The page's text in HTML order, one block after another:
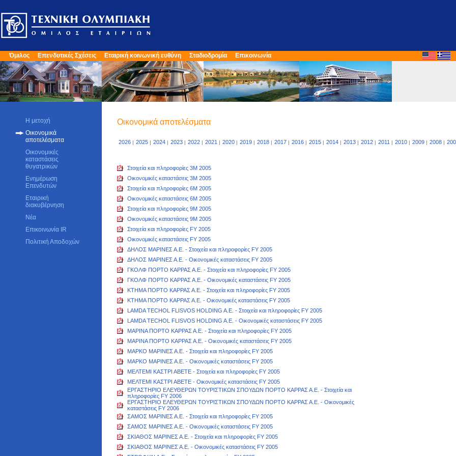
Όμιλος Επενδυτικές Σχέσεις Εταιρική κοινωνική ευθύνη Σταδιοδρομία Επικοινωνία
Η μετοχή
Οικονομικά
αποτελέσματα
Οικονομικές
καταστάσεις
θυγατρικών
Ενημέρωση
Επενδυτών
Εταιρική
διακυβέρνηση
Νέα
Επικοινωνία IR
Πολιτική Αποδοχών
Οικονομικά αποτελέσματα
2026 | 2025 | 2024 | 2023 | 2022 | 2021 | 2020 | 2019 | 2018 | 2017 | 2016 | 2015 | 2014 | 2013 | 2012 | 2011 | 2010 | 2009 | 2008 |
Στοιχεία και πληροφορίες 3M 2005
Οικονομικές καταστάσεις 3M 2005
Στοιχεία και πληροφορίες 6M 2005
Οικονομικές καταστάσεις 6M 2005
Στοιχεία και πληροφορίες 9M 2005
Οικονομικές καταστάσεις 9M 2005
Στοιχεία και πληροφορίες FY 2005
Οικονομικές καταστάσεις FY 2005
ΔΗΛΟΣ ΜΑΡΙΝΕΣ Α.Ε. - Στοιχεία και πληροφορίες FY 2005
ΔΗΛΟΣ ΜΑΡΙΝΕΣ Α.Ε. - Οικονομικές καταστάσεις FY 2005
ΓΚΟΛΦ ΠΟΡΤΟ ΚΑΡΡΑΣ Α.Ε. - Στοιχεία και πληροφορίες FY 2005
ΓΚΟΛΦ ΠΟΡΤΟ ΚΑΡΡΑΣ Α.Ε. - Οικονομικές καταστάσεις FY 2005
ΚΤΗΜΑ ΠΟΡΤΟ ΚΑΡΡΑΣ Α.Ε. - Στοιχεία και πληροφορίες FY 2005
ΚΤΗΜΑ ΠΟΡΤΟ ΚΑΡΡΑΣ Α.Ε. - Οικονομικές καταστάσεις FY 2005
LAMDA TECHOL FLISVOS HOLDING A.E. - Στοιχεία και πληροφορίες FY 2005
LAMDA TECHOL FLISVOS HOLDING A.E. - Οικονομικές καταστάσεις FY 2005
ΜΑΡΙΝΑ ΠΟΡΤΟ ΚΑΡΡΑΣ Α.Ε. - Στοιχεία και πληροφορίες FY 2005
ΜΑΡΙΝΑ ΠΟΡΤΟ ΚΑΡΡΑΣ Α.Ε. - Οικονομικές καταστάσεις FY 2005
ΜΑΡΚΟ ΜΑΡΙΝΕΣ Α.Ε. - Στοιχεία και πληροφορίες FY 2005
ΜΑΡΚΟ ΜΑΡΙΝΕΣ Α.Ε. - Οικονομικές καταστάσεις FY 2005
ΜΕΛΤΕΜΙ ΚΑΣΤΡΙ ΑΒΕΤΕ - Στοιχεία και πληροφορίες FY 2005
ΜΕΛΤΕΜΙ ΚΑΣΤΡΙ ΑΒΕΤΕ - Οικονομικές καταστάσεις FY 2005
ΕΡΓΑΣΤΗΡΙΟ ΕΛΕΥΘΕΡΩΝ ΤΟΥΡΙΣΤΙΚΩΝ ΣΠΟΥΔΩΝ ΠΟΡΤΟ ΚΑΡΡΑΣ Α.Ε. - Στοιχεία και
πληροφορίες FY 2006
ΕΡΓΑΣΤΗΡΙΟ ΕΛΕΥΘΕΡΩΝ ΤΟΥΡΙΣΤΙΚΩΝ ΣΠΟΥΔΩΝ ΠΟΡΤΟ ΚΑΡΡΑΣ Α.Ε. - Οικονομικές
καταστάσεις FY 2006
ΣΑΜΟΣ ΜΑΡΙΝΕΣ Α.Ε. - Στοιχεία και πληροφορίες FY 2005
ΣΑΜΟΣ ΜΑΡΙΝΕΣ Α.Ε. - Οικονομικές καταστάσεις FY 2005
ΣΚΙΑΘΟΣ ΜΑΡΙΝΕΣ Α.Ε. - Στοιχεία και πληροφορίες FY 2005
ΣΚΙΑΘΟΣ ΜΑΡΙΝΕΣ Α.Ε. - Οικονομικές καταστάσεις FY 2005